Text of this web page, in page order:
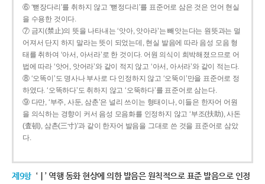
⑥ ‘뻗장다리’를 취하지 않고 ‘뻗정다리’를 표준어로 삼은 것은 언어 현실
을 수용한 것이다.
⑦ 금지(禁止)의 뜻을 나타내는 ‘앗아, 앗아라’는 빼앗는다는 원뜻과는 멀
어져서 단지 하지 말라는 뜻이 되었는데, 현실 발음에 따라 음성 모음 형
태를 취하여 ‘아서, 아서라’로 한 것이다. 어원 의식이 희박해졌으므로 어
법에 따라 ‘앗어, 앗어라’와 같이 적지 않고 ‘아서, 아서라’와 같이 적는다.
⑧ ‘오똑이’도 명사나 부사로 다 인정하지 않고 ‘오뚝이’만을 표준어로 정
하였다. ‘오똑하다’도 취하지 않고 ‘오뚝하다’를 표준어로 삼는다.
⑨ 다만, ‘부주, 사둔, 삼춘’은 널리 쓰이는 형태이나, 이들은 한자어 어원
을 의식하는 경향이 커서 음성 모음화를 인정하지 않고 ‘부조(扶助), 사돈
(査頓), 삼촌(三寸)’과 같이 한자어 발음을 그대로 쓴 것을 표준어로 삼았
다.
제9항 ‘ㅣ’ 역행 동화 현상에 의한 발음은 원칙적으로 표준 발음으로 인정